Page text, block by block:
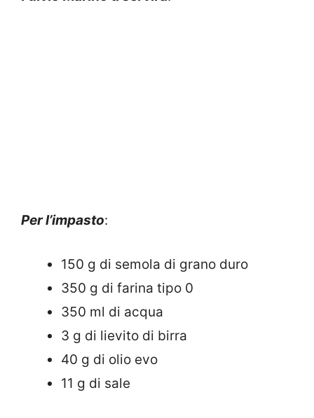
Per l’impasto:
150 g di semola di grano duro
350 g di farina tipo 0
350 ml di acqua
3 g di lievito di birra
40 g di olio evo
11 g di sale